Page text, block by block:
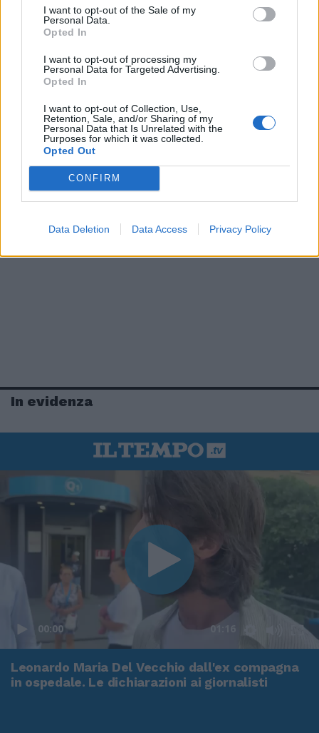
I want to opt-out of the Sale of my
Personal Data.
Opted In
I want to opt-out of processing my
Personal Data for Targeted Advertising.
Opted In
I want to opt-out of Collection, Use,
Retention, Sale, and/or Sharing of my
Personal Data that Is Unrelated with the
Purposes for which it was collected.
Opted Out
CONFIRM
Data Deletion Data Access Privacy Policy
In evidenza
00:00 01:16
Leonardo Maria Del Vecchio dall'ex compagna
in ospedale. Le dichiarazioni ai giornalisti